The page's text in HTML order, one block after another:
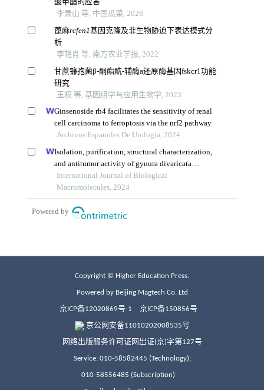
Copyright © Higher Education Press.
Powered by Beijing Magtech Co. Ltd
京ICP备12020869号-1 京ICP备150856号
京公网安备11010202008535号
网络出版服务许可证网出证(京)字第127号
Service: 010-58582445 (Technology);
010-58556485 (Subscription)